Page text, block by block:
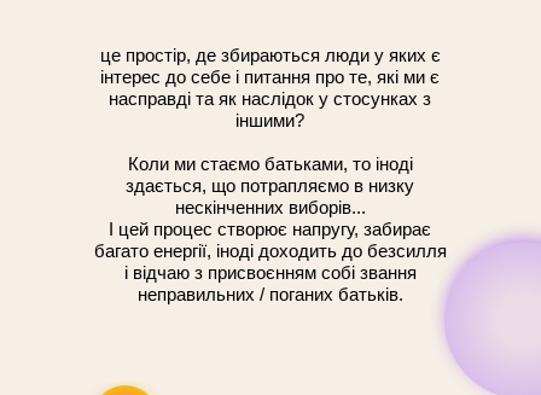
це простір, де збираються люди у яких є
інтерес до себе і питання про те, які ми є
насправді та як наслідок у стосунках з
іншими?
Коли ми стаємо батьками, то іноді
здається, що потрапляємо в низку
нескінченних виборів...
І цей процес створює напругу, забирає
багато енергії, іноді доходить до безсилля
і відчаю з присвоєнням собі звання
неправильних / поганих батьків.